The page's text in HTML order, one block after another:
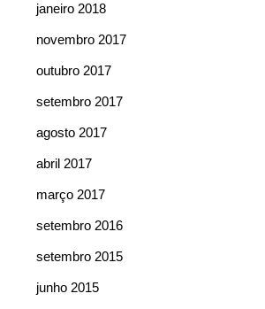
janeiro 2018
novembro 2017
outubro 2017
setembro 2017
agosto 2017
abril 2017
março 2017
setembro 2016
setembro 2015
junho 2015